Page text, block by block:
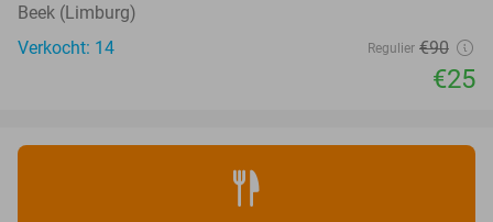
Beek (Limburg)
Verkocht: 14
Regulier €90
€25